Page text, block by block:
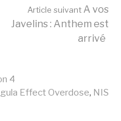
Article suivant A vos
Javelins : Anthem est
arrivé
4
Effect Overdose, NIS